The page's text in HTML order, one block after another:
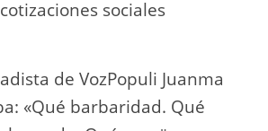
sociales
de VozPopuli Juanma
«Qué barbaridad. Qué